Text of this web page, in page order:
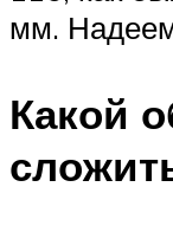
мм.
Какой